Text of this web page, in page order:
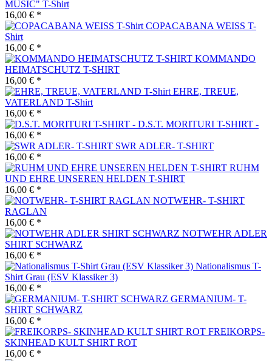
MUSIC" T-Shirt
16,00 € *
COPACABANA WEISS T-
Shirt
16,00 € *
KOMMANDO
HEIMATSCHUTZ T-SHIRT
16,00 € *
EHRE, TREUE,
VATERLAND T-Shirt
16,00 € *
D.S.T. MORITURI T-SHIRT -
16,00 € *
SWR ADLER- T-SHIRT
16,00 € *
RUHM
UND EHRE UNSEREN HELDEN T-SHIRT
16,00 € *
NOTWEHR- T-SHIRT
RAGLAN
16,00 € *
NOTWEHR ADLER
SHIRT SCHWARZ
16,00 € *
Nationalismus T-
Shirt Grau (ESV Klassiker 3)
16,00 € *
GERMANIUM- T-
SHIRT SCHWARZ
16,00 € *
FREIKORPS-
SKINHEAD KULT SHIRT ROT
16,00 € *